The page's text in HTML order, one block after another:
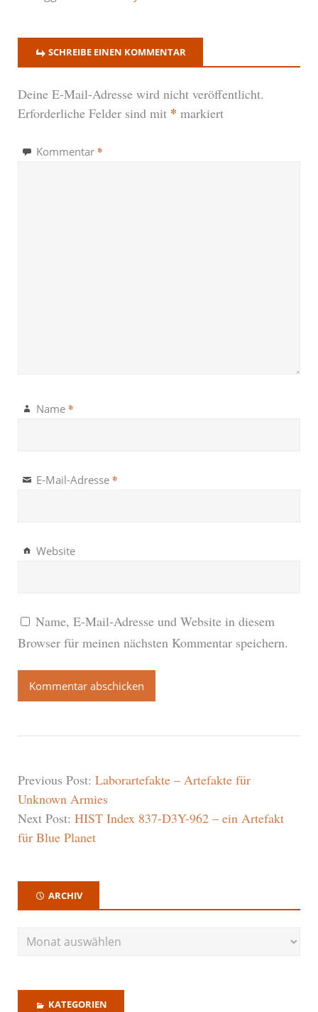
SCHREIBE EINEN KOMMENTAR
Deine E-Mail-Adresse wird nicht veröffentlicht.
Erforderliche Felder sind mit * markiert
Kommentar *
Name *
E-Mail-Adresse *
Website
Name, E-Mail-Adresse und Website in diesem
Browser für meinen nächsten Kommentar speichern.
Previous Post: Laborartefakte – Artefakte für
Unknown Armies
Next Post: HIST Index 837-D3Y-962 – ein Artefakt
für Blue Planet
ARCHIV
KATEGORIEN